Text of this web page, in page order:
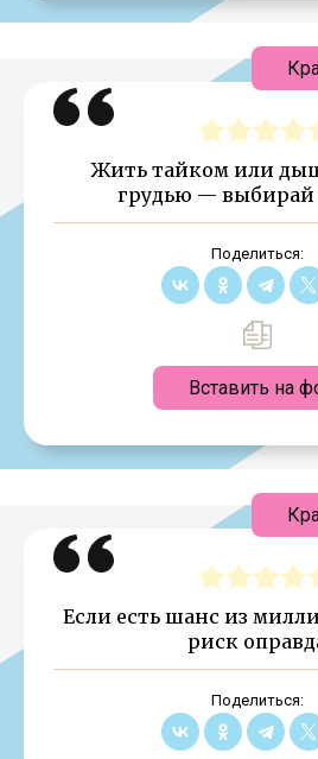
Жить тайком или
грудью — выбирай
Поделиться:
Вставить на
Если есть шанс из
риск
Поделиться: